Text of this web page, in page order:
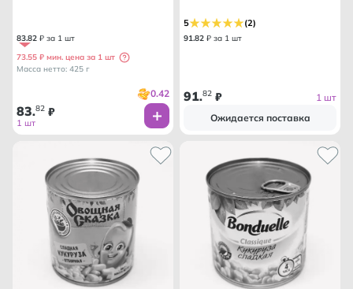
83.82 ₽ за 1 шт
73.55 ₽ мин. цена за 1 шт
Масса нетто: 425 г
0.42
83.82 ₽
1 шт
5 (2)
91.82 ₽ за 1 шт
91.82 ₽
1 шт
Ожидается поставка